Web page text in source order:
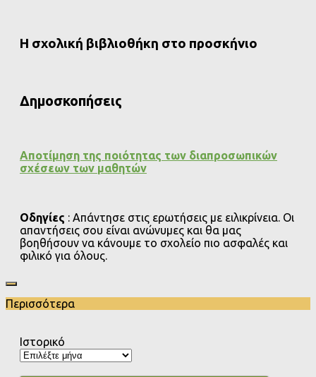
Η σχολική βιβλιοθήκη στο προσκήνιο
Δημοσκοπήσεις
Αποτίμηση της ποιότητας των διαπροσωπικών
σχέσεων των μαθητών
Οδηγίες : Απάντησε στις ερωτήσεις με ειλικρίνεια. Οι
απαντήσεις σου είναι ανώνυμες και θα μας
βοηθήσουν να κάνουμε το σχολείο πιο ασφαλές και
φιλικό για όλους.
Περισσότερα
Ιστορικό